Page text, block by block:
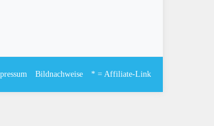
Bildnachweise * = Affiliate-Link